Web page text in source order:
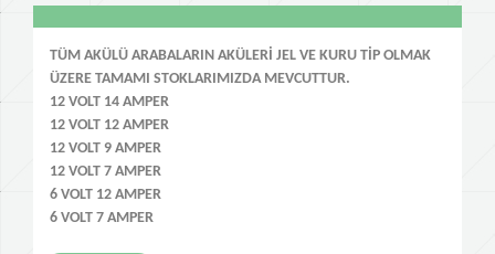
TÜM AKÜLÜ ARABALARIN AKÜLERİ JEL VE KURU TİP OLMAK
ÜZERE TAMAMI STOKLARIMIZDA MEVCUTTUR.
12 VOLT 14 AMPER
12 VOLT 12 AMPER
12 VOLT 9 AMPER
12 VOLT 7 AMPER
6 VOLT 12 AMPER
6 VOLT 7 AMPER